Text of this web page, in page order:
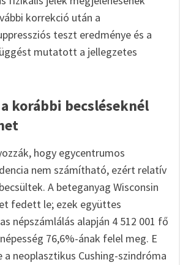
korrekció után a
teszt eredménye és a
mutatott a jellegzetes
korábbi becsléseknél
hogy egycentrumos
nem számítható, ezért relatív
A beteganyag Wisconsin
fedett le; ezek együttes
népszámlálás alapján 4 512 001 fő
76,6%-ának felel meg. E
neoplasztikus Cushing-szindróma